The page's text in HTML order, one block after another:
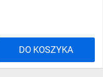
DO KOSZYKA